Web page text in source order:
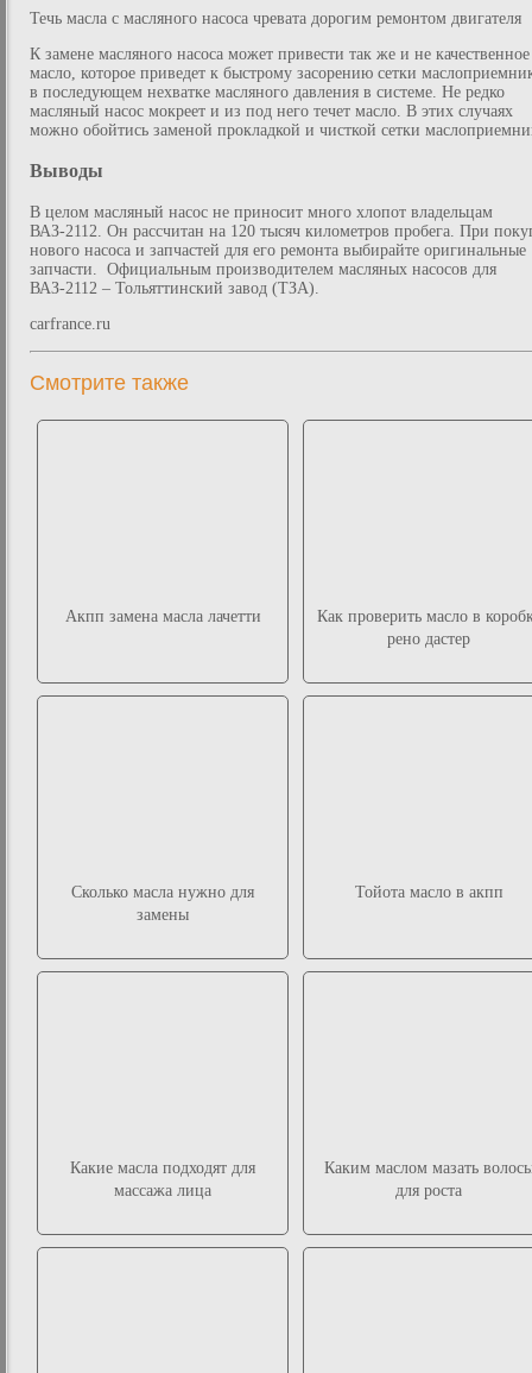
Течь масла с масляного насоса чревата дорогим ремонтом двигателя
К замене масляного насоса может привести так же и не качественное
масло, которое приведет к быстрому засорению сетки
в последующем нехватке масляного давления в системе. Не редко
масляный насос мокреет и из под него течет масло. В этих случаях
можно обойтись заменой прокладкой и чисткой сетки
Выводы
В целом масляный насос не приносит много хлопот владельцам
ВАЗ-2112. Он рассчитан на 120 тысяч километров пробега. При
нового насоса и запчастей для его ремонта выбирайте оригинальные
запчасти. Официальным производителем масляных насосов для
ВАЗ-2112 – Тольяттинский завод (ТЗА).
carfrance.ru
Смотрите также
Акпп замена масла лачетти
Как проверить масло в
рено дастер
Сколько масла нужно для
замены
Тойота масло в акпп
Какие масла подходят для
массажа лица
Каким маслом мазать
для роста